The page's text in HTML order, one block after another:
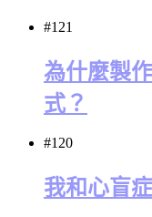
#121
為什麼製
式？
#120
我和心盲症